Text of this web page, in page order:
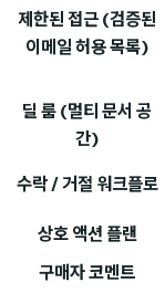
제한된 접근 (검증된
이메일 허용 목록)
딜 룸 (멀티 문서 공
간)
수락 / 거절 워크플로
상호 액션 플랜
구매자 코멘트